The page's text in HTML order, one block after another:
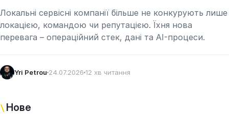
Локальні сервісні компанії більше не конкурують лише
локацією, командою чи репутацією. Їхня нова
перевага – операційний стек, дані та AI-процеси.
Yri Petrou 24.07.2026 12 хв читання
\ Нове